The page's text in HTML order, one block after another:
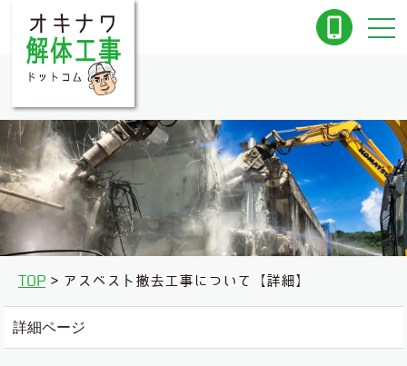
TOP アスベスト撤去工事について【詳細】
詳細ページ